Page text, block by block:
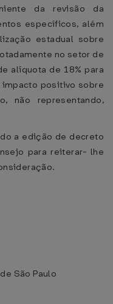
da revisão da
específicos, além
estadual sobre
no setor de
alíquota de 18% para
impacto positivo sobre
não representando,
a edição de decreto
para reiterar- lhe
São Paulo